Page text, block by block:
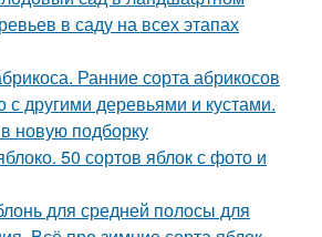
в саду на всех этапах
Ранние сорта абрикосов
с другими деревьями и кустами.
новую подборку
50 сортов яблок с фото и
для средней полосы для